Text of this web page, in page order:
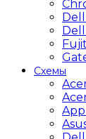
Dell
Схемы